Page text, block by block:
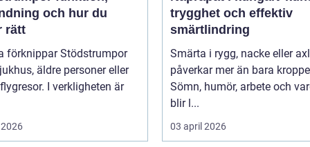
och hur du
rätt
förknippar Stödstrumpor
äldre personer eller
I verkligheten är
trygghet och effektiv
smärtlindring
Smärta i rygg, nacke eller
påverkar mer än bara
Sömn, humör, arbete och
blir l...
03 april 2026